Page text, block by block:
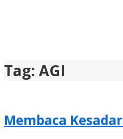
Tag: AGI
Membaca